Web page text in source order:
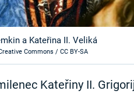
a Kateřina II. Veliká
Commons / CC BY-SA
Kateřiny II.